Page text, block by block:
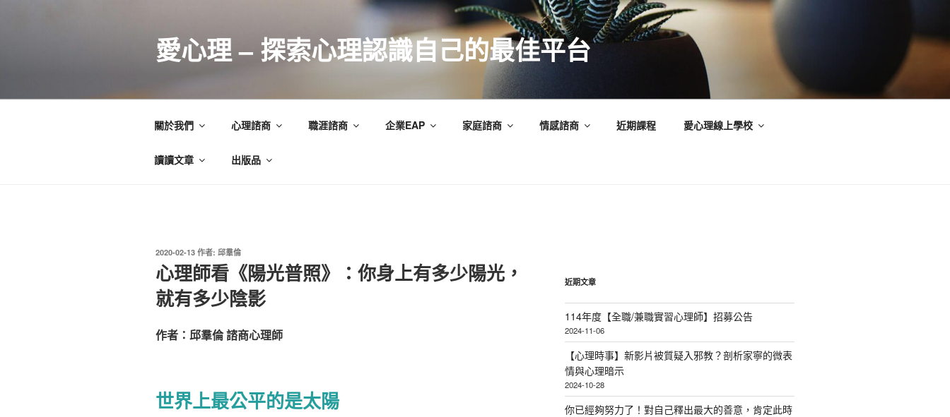
愛心理 – 探索心理認識自己的最佳平台
關於我們 心理諮商 職涯諮商 企業EAP 家庭諮商 情感諮商 近期課程 愛心理線上學校
讀讀文章 出版品
發
佈
於
2020-02-13 作者: 邱羣倫
心理師看《陽光普照》：你身上有多少陽光，
就有多少陰影
作者：邱羣倫 諮商心理師
世界上最公平的是太陽
近期文章
114年度【全職/兼職實習心理師】招募公告
2024-11-06
【心理時事】新影片被質疑入邪教？剖析家寧的微表
情與心理暗示
2024-10-28
你已經夠努力了！對自己釋出最大的善意，肯定此時